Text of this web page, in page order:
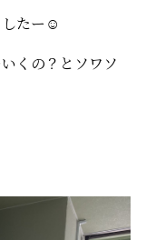
したー☺️
くの？とソワソ